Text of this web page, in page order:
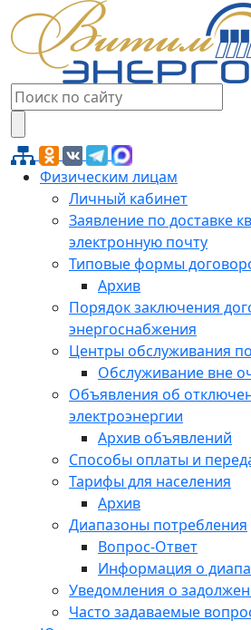
Физическим лицам
Личный кабинет
Заявление по доставке
электронную почту
Типовые формы
Архив
Порядок заключения
энергоснабжения
Центры обслуживания
Обслуживание вне
Объявления об
электроэнергии
Архив объявлений
Способы оплаты и
Тарифы для населения
Архив
Диапазоны потребления
Вопрос-Ответ
Информация о
Уведомления о
Часто задаваемые